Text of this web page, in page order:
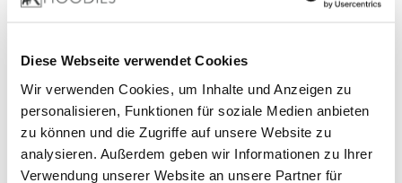
Diese Webseite verwendet Cookies
Wir verwenden Cookies, um Inhalte und Anzeigen zu
personalisieren, Funktionen für soziale Medien anbieten
zu können und die Zugriffe auf unsere Website zu
analysieren. Außerdem geben wir Informationen zu Ihrer
Verwendung unserer Website an unsere Partner für
100% Baumwolle
Stoffgewicht : 460 g/m²